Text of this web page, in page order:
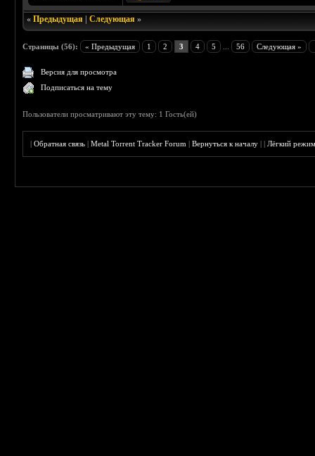
«Предыдущая |Следующая »
Страницы (56): « Предыдущая 1 2 3 4 5 56 Следующая »
Версия для просмотра
Подписаться на тему
Пользователи просматривают эту тему: 1 Гость(ей)
|Обратная связь |Metal Torrent Tracker Forum |Вернуться к началу ||Лёгкий